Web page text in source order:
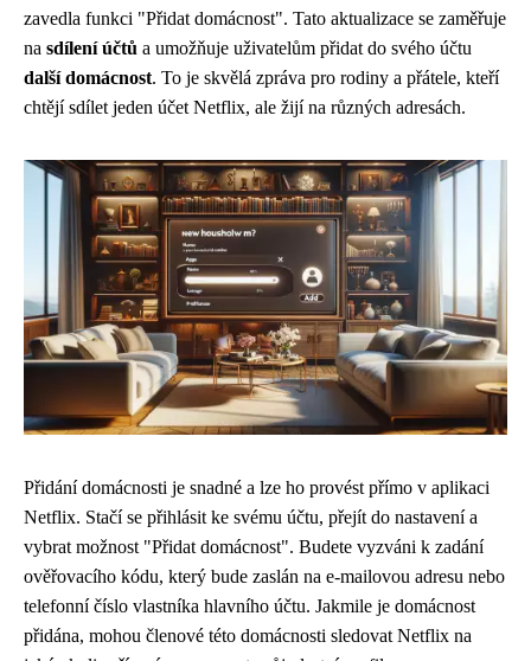
zavedla funkci "Přidat domácnost". Tato aktualizace se zaměřuje
na sdílení účtů a umožňuje uživatelům přidat do svého účtu
další domácnost. To je skvělá zpráva pro rodiny a přátele, kteří
chtějí sdílet jeden účet Netflix, ale žijí na různých adresách.
Přidání domácnosti je snadné a lze ho provést přímo v aplikaci
Netflix. Stačí se přihlásit ke svému účtu, přejít do nastavení a
vybrat možnost "Přidat domácnost". Budete vyzváni k zadání
ověřovacího kódu, který bude zaslán na e-mailovou adresu nebo
telefonní číslo vlastníka hlavního účtu. Jakmile je domácnost
přidána, mohou členové této domácnosti sledovat Netflix na